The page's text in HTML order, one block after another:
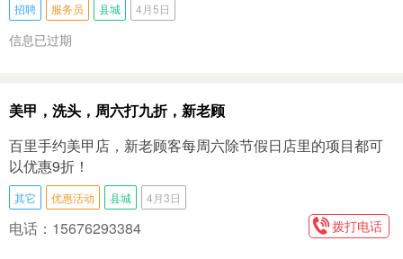
招聘 服务员 县城 4月5日
信息已过期
美甲，洗头，周六打九折，新老顾
百里手约美甲店，新老顾客每周六除节假日店里的项目都可
以优惠9折！
其它 优惠活动 县城 4月3日
电话：15676293384 拨打电话